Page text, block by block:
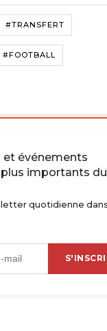
#TRANSFERT
#FOOTBALL
et événements
importants
quotidienne